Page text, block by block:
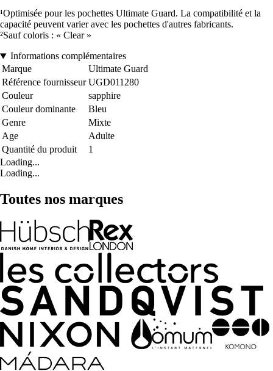
¹Optimisée pour les pochettes Ultimate Guard. La compatibilité et la
capacité peuvent varier avec les pochettes d'autres fabricants.
²Sauf coloris : « Clear »
Informations complémentaires
Marque
Ultimate Guard
Référence fournisseur UGD011280
Couleur
sapphire
Couleur dominante
Bleu
Genre
Mixte
Age
Adulte
Quantité du produit
1
Loading...
Loading...
Toutes nos marques